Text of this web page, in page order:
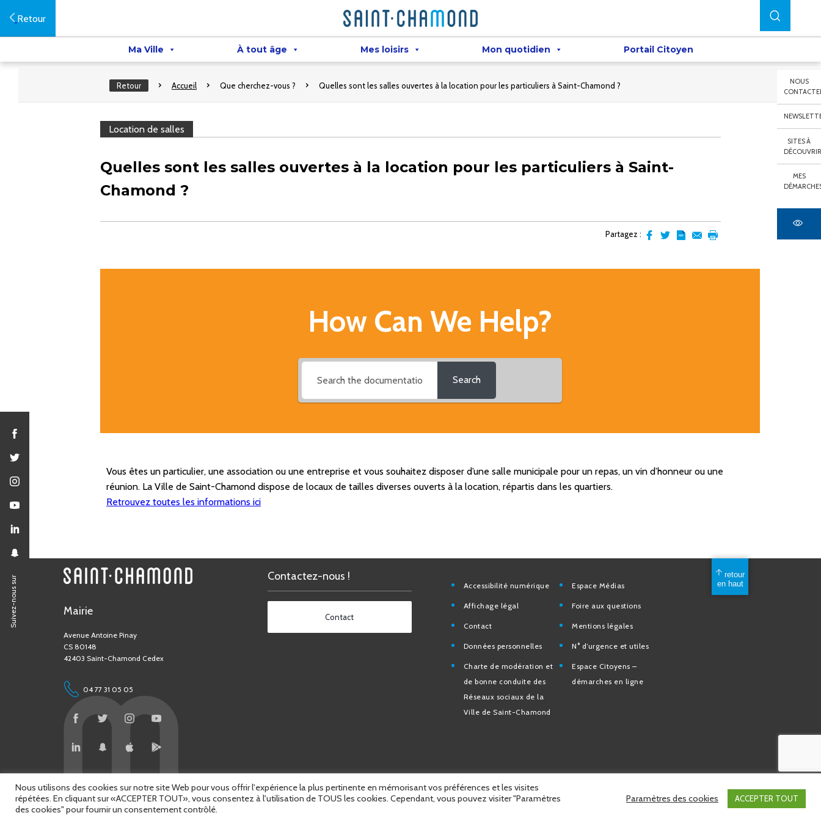
Suivez-nous sur
Retour
Ma Ville À tout âge Mes loisirs Mon quotidien Portail Citoyen
NOUS
SITES À
MES
Retour Accueil Que cherchez-vous ? Quelles sont les salles ouvertes à la location pour les particuliers à Saint-Chamond ?
Location de salles
Quelles sont les salles ouvertes à la location pour les particuliers à Saint-
Chamond ?
Partagez :
facebook
Twitter
en
email
How Can We Help?
Search
Vous êtes un particulier, une association ou une entreprise et vous souhaitez disposer d’une salle municipale pour un repas, un vin d’honneur ou une
réunion. La Ville de Saint-Chamond dispose de locaux de tailles diverses ouverts à la location, répartis dans les quartiers.
Retrouvez toutes les informations ici
Mairie
Avenue Antoine Pinay
CS 80148
42403 Saint-Chamond Cedex
04 77 31 05 05
Contactez-nous !
Contact
Accessibilité numérique Espace Médias
Affichage légal Foire aux questions
Contact Mentions légales
Données personnelles N° d’urgence et utiles
Charte de modération et de
bonne conduite des
Réseaux sociaux de la Ville
de Saint-Chamond
Espace Citoyens –
démarches en ligne
© 2026 Copyright Ville de Saint-Chamond Intuitiv Interactive
Nous utilisons des cookies sur notre site Web pour vous offrir l'expérience la plus pertinente en mémorisant vos préférences et les visites
répétées. En cliquant sur «ACCEPTER TOUT», vous consentez à l'utilisation de TOUS les cookies. Cependant, vous pouvez visiter "Paramètres
des cookies" pour fournir un consentement contrôlé.
Paramètres des cookies ACCEPTER TOUT